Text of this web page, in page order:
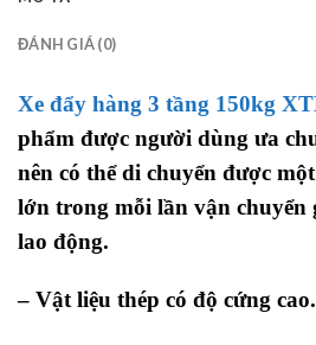
ĐÁNH GIÁ (0)
Xe đẩy hàng 3 tầng 150kg
phẩm được người dùng ưa
nên có thể di chuyển được
lớn trong mỗi lần vận chuyển
lao động.
– Vật liệu thép có độ cứng cao.